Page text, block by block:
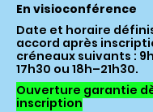
En visioconférence
Date et horaire
accord après
créneaux suivants :
17h30 ou 18h–21h30.
Ouverture garantie
inscription